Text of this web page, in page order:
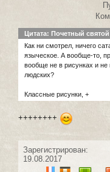
Цитата: Почетный святой
Как ни смотрел, ничего
языческое. А вообще-то,
вообще не в рисунках и не
людских?
Классные рисунки, +
++++++++
Зарегистрирован:
19.08.2017